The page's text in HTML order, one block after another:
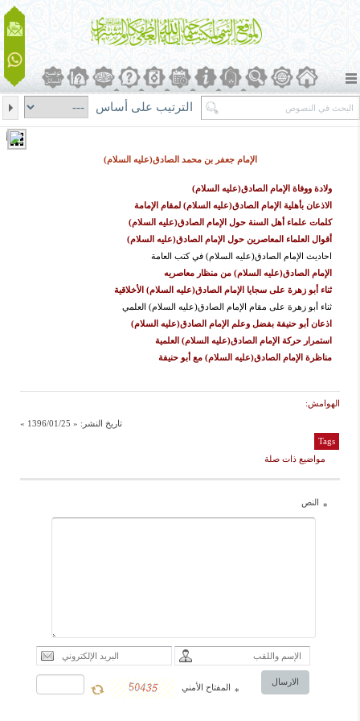
الترتيب على أساس
الإمام جعفر بن محمد الصادق(عليه السلام)
ولادة ووفاة الإمام الصادق(عليه السلام)
الاذعان بأهلية الإمام الصادق(عليه السلام) لمقام الإمامة
كلمات علماء أهل السنة حول الإمام الصادق(علیه السلام)
أقوال العلماء المعاصرين حول الإمام الصادق(علیه السلام)
احادیث الإمام الصادق(علیه السلام) في کتب العامة
الإمام الصادق(علیه السلام) من منظار معاصريه
ثناء أبو زهرة على سجايا الإمام الصادق(عليه السلام) الأخلاقية
ثناء أبو زهرة على مقام الإمام الصادق(علیه السلام) العلمي
اذعان أبو حنیفة بفضل وعلم الإمام الصادق(علیه السلام)
استمرار حركة الإمام الصادق(عليه السلام) العلمية
مناظرة الإمام الصادق(علیه السلام) مع أبو حنیفة
الهوامش:
تاريخ النشر: « 1396/01/25 »
Tags
مواضيع ذات صلة
* النص
الارسال
*
المفتاح الأمني